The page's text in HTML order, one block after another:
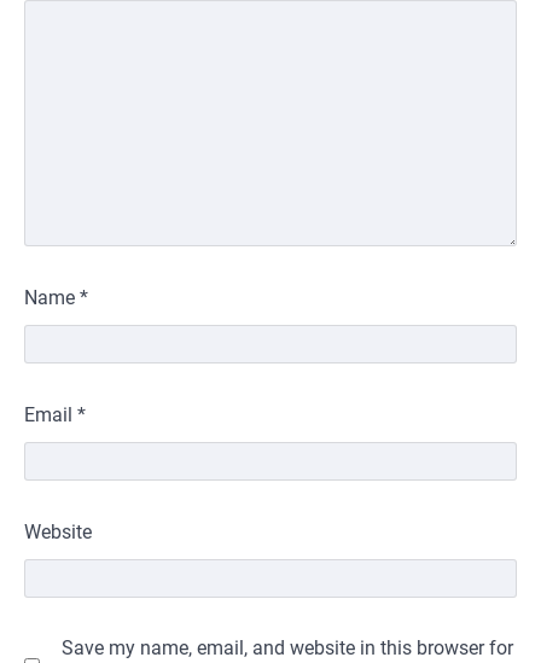
Name *
Email *
Website
Save my name, email, and website in this browser for